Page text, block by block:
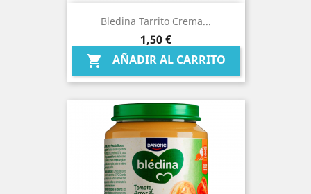
Bledina Tarrito Crema...
Precio
1,50 €
 AÑADIR AL CARRITO